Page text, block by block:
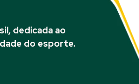
dedicada ao
do esporte.